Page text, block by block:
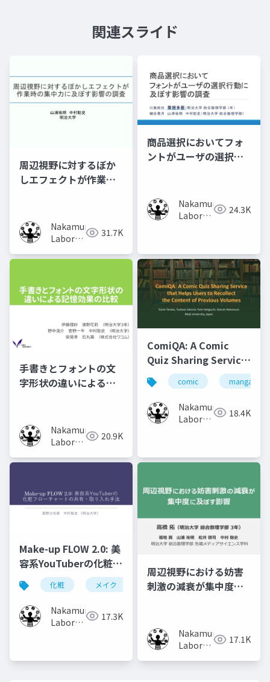
関連スライド
周辺視野に対するぼか
しエフェクトが作業時
Nakamura
Laboratory
University)
31.7K
商品選択においてフォ
ントがユーザの選択行
Nakamura
Laboratory 24.3K
手書きとフォントの文
字形状の違いによる記
Nakamura
Laboratory
University)
20.9K
ComiQA: A Comic
Quiz Sharing Service
that Helps Users to
Recollect the
Content of Previous
Volumes
comic manga
Nakamura
Laboratory 18.4K
Make-up FLOW 2.0: 美
容系YouTuberの化粧フ
ローチャートの共有・
取り入れ手法
化粧 メイク 化粧工程 フローチャート
Nakamura
Laboratory 17.3K
周辺視野における妨害
刺激の減衰が集中度に
Nakamura
Laboratory 17.1K